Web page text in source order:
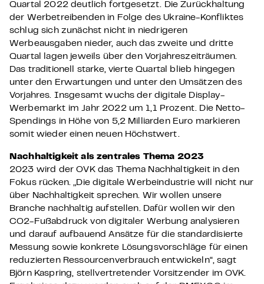
Quartal 2022 deutlich fortgesetzt. Die Zurückhaltung
der Werbetreibenden in Folge des Ukraine-Konfliktes
schlug sich zunächst nicht in niedrigeren
Werbeausgaben nieder, auch das zweite und dritte
Quartal lagen jeweils über den Vorjahreszeiträumen.
Das traditionell starke, vierte Quartal blieb hingegen
unter den Erwartungen und unter den Umsätzen des
Vorjahres. Insgesamt wuchs der digitale Display-
Werbemarkt im Jahr 2022 um 1,1 Prozent. Die Netto-
Spendings in Höhe von 5,2 Milliarden Euro markieren
somit wieder einen neuen Höchstwert.
Nachhaltigkeit als zentrales Thema 2023
2023 wird der OVK das Thema Nachhaltigkeit in den
Fokus rücken. „Die digitale Werbeindustrie will nicht nur
über Nachhaltigkeit sprechen. Wir wollen unsere
Branche nachhaltig aufstellen. Dafür wollen wir den
CO2-Fußabdruck von digitaler Werbung analysieren
und darauf aufbauend Ansätze für die standardisierte
Messung sowie konkrete Lösungsvorschläge für einen
reduzierten Ressourcenverbrauch entwickeln“, sagt
Björn Kaspring, stellvertretender Vorsitzender im OVK.